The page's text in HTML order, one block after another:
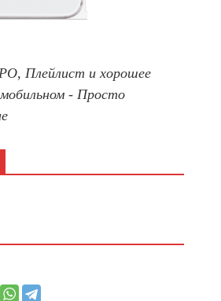
Плейлист и хорошее
- Просто